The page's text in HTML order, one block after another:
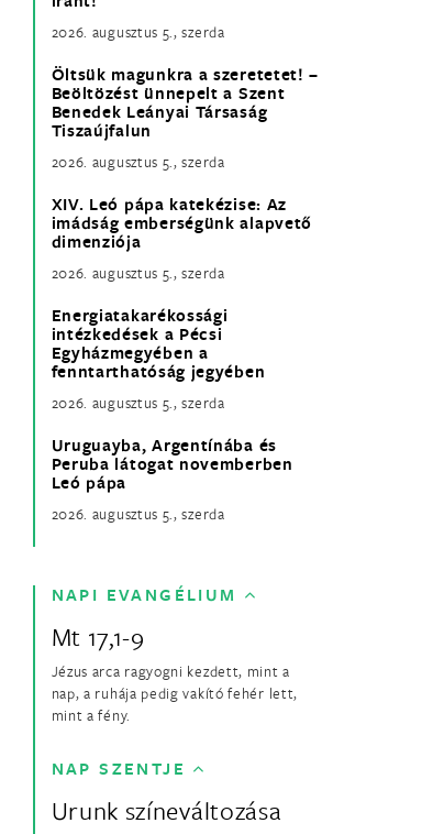
2026. augusztus 5., szerda
Öltsük magunkra a szeretetet! –
Beöltözést ünnepelt a Szent
Benedek Leányai Társaság
Tiszaújfalun
2026. augusztus 5., szerda
XIV. Leó pápa katekézise: Az
imádság emberségünk alapvető
dimenziója
2026. augusztus 5., szerda
Energiatakarékossági
intézkedések a Pécsi
Egyházmegyében a
fenntarthatóság jegyében
2026. augusztus 5., szerda
Uruguayba, Argentínába és
Peruba látogat novemberben
Leó pápa
2026. augusztus 5., szerda
NAPI EVANGÉLIUM
Mt 17,1-9
Jézus arca ragyogni kezdett, mint a
nap, a ruhája pedig vakító fehér lett,
mint a fény.
NAP SZENTJE
Urunk színeváltozása